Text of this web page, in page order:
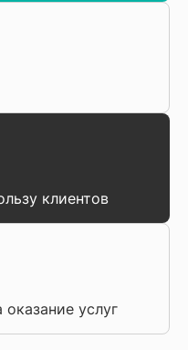
клиентов
услуг